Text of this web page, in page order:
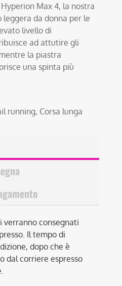
Max 4, la nostra
da donna per le
livello di
ad attutire gli
la piastra
una spinta più
running, Corsa lunga
consegnati
Il tempo di
dopo che è
dal corriere espresso